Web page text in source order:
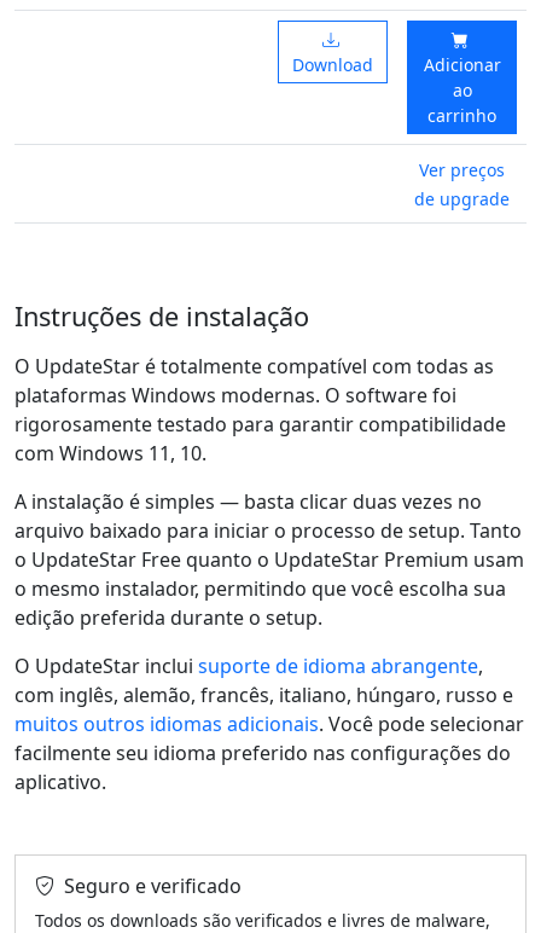
Download
Adicionar
ao
carrinho
Ver preços
de upgrade
Instruções de instalação
O UpdateStar é totalmente compatível com todas as
plataformas Windows modernas. O software foi
rigorosamente testado para garantir compatibilidade
com Windows 11, 10.
A instalação é simples — basta clicar duas vezes no
arquivo baixado para iniciar o processo de setup. Tanto
o UpdateStar Free quanto o UpdateStar Premium usam
o mesmo instalador, permitindo que você escolha sua
edição preferida durante o setup.
O UpdateStar inclui suporte de idioma abrangente,
com inglês, alemão, francês, italiano, húngaro, russo e
muitos outros idiomas adicionais. Você pode selecionar
facilmente seu idioma preferido nas configurações do
aplicativo.
Seguro e verificado
Todos os downloads são verificados e livres de malware,